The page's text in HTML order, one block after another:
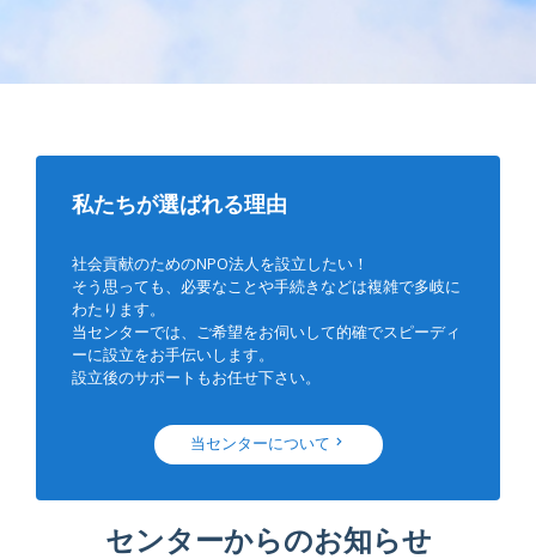
私たちが選ばれる理由
社会貢献のためのNPO法人を設立したい！
そう思っても、必要なことや手続きなどは複雑で多岐に
わたります。
当センターでは、ご希望をお伺いして的確でスピーディ
ーに設立をお手伝いします。
設立後のサポートもお任せ下さい。
当センターについて
センターからのお知らせ